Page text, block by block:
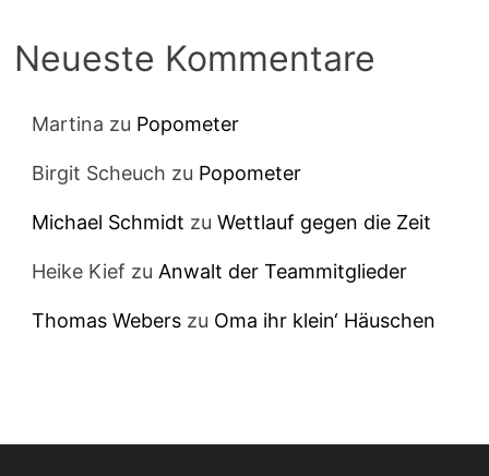
Neueste Kommentare
Martina zu Popometer
Birgit Scheuch zu Popometer
Michael Schmidt zuWettlauf gegen die Zeit
Heike Kief zu Anwalt der Teammitglieder
Thomas Webers zu Oma ihr klein‘ Häuschen